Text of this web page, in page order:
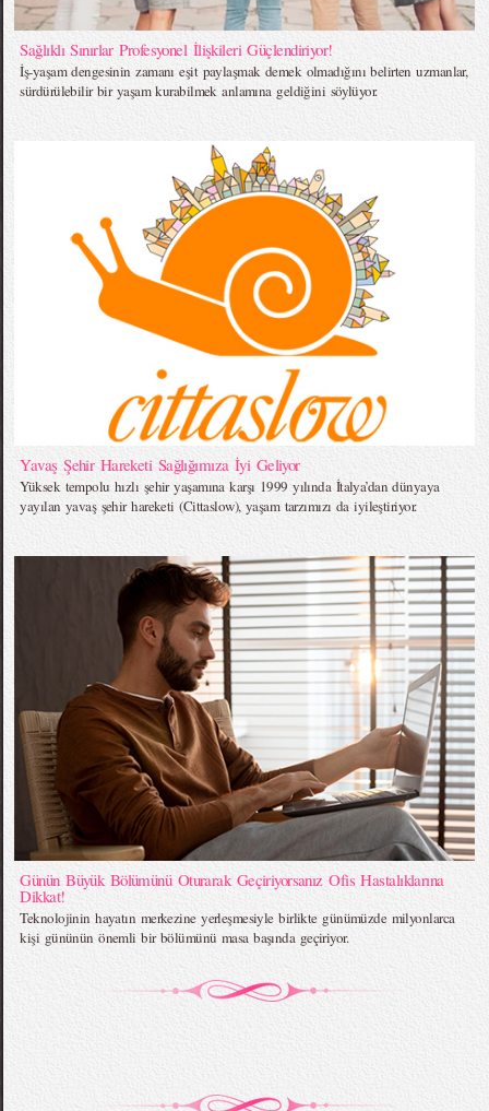
Sağlıklı Sınırlar Profesyonel İlişkileri Güçlendiriyor!
İş-yaşam dengesinin zamanı eşit paylaşmak demek olmadığını belirten uzmanlar,
sürdürülebilir bir yaşam kurabilmek anlamına geldiğini söylüyor.
Yavaş Şehir Hareketi Sağlığımıza İyi Geliyor
Yüksek tempolu hızlı şehir yaşamına karşı 1999 yılında İtalya’dan dünyaya
yayılan yavaş şehir hareketi (Cittaslow), yaşam tarzımızı da iyileştiriyor.
Günün Büyük Bölümünü Oturarak Geçiriyorsanız Ofis Hastalıklarına
Dikkat!
Teknolojinin hayatın merkezine yerleşmesiyle birlikte günümüzde milyonlarca
kişi gününün önemli bir bölümünü masa başında geçiriyor.